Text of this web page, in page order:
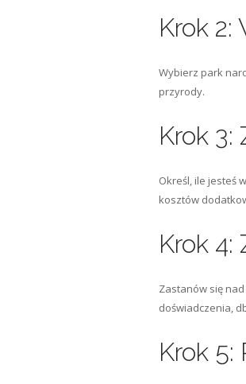
Krok
Wybierz park
przyrody.
Krok
Określ, ile jesteś
kosztów
Krok
Zastanów się
doświadczenia,
Krok